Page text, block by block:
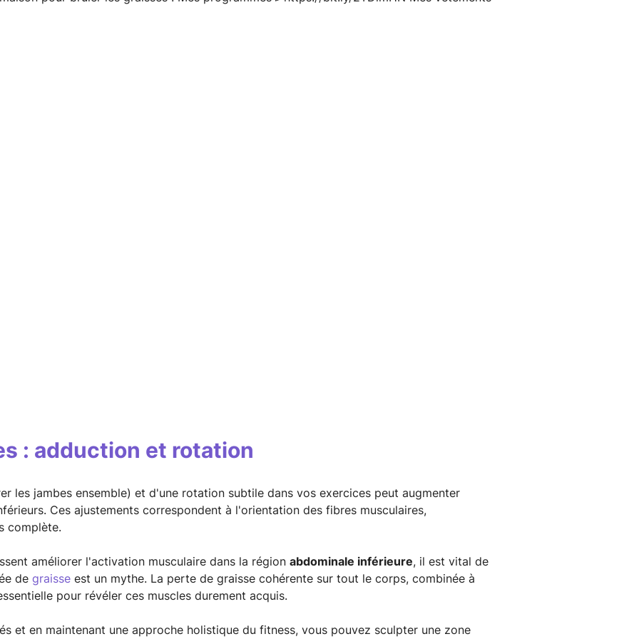
: adduction et rotation
les jambes ensemble) et d'une rotation subtile dans vos exercices peut augmenter
Ces ajustements correspondent à l'orientation des fibres musculaires,
complète.
améliorer l'activation musculaire dans la région abdominale inférieure, il est vital de
de graisse est un mythe. La perte de graisse cohérente sur tout le corps, combinée à
pour révéler ces muscles durement acquis.
et en maintenant une approche holistique du fitness, vous pouvez sculpter une zone